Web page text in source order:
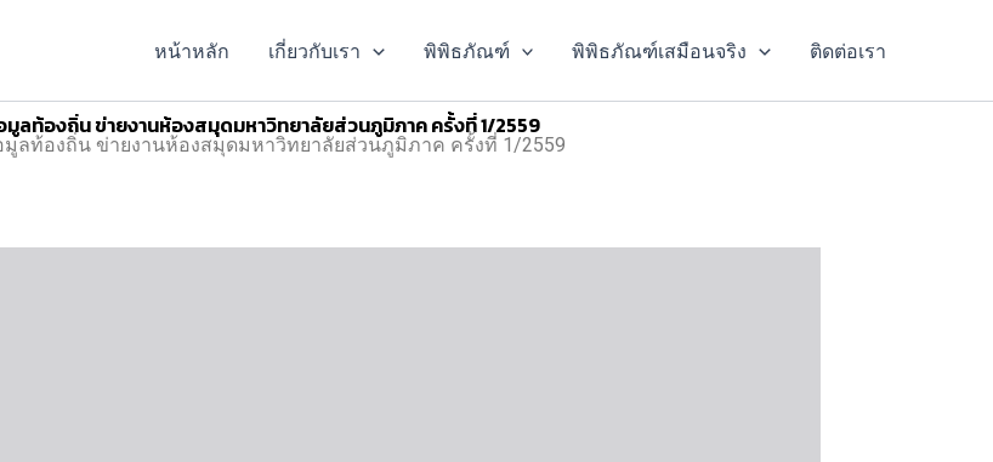
หน้าหลัก เกี่ยวกับเรา พิพิธภัณฑ์ พิพิธภัณฑ์เสมือนจริง ติดต่อเรา
มูลท้องถิ่น ข่ายงานห้องสมุดมหาวิทยาลัยส่วนภูมิภาค ครั้งที่ 1/2559
ลท้องถิ่น ข่ายงานห้องสมุดมหาวิทยาลัยส่วนภูมิภาค ครั้งที่ 1/2559